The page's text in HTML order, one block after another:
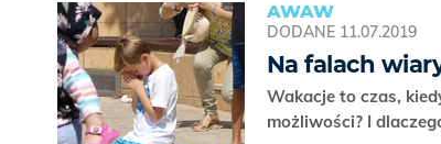
AWAW
DODANE 11.07.2019
Na falach
Wakacje to czas,
możliwości? I